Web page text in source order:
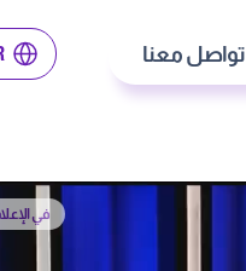
تواصل معنا
في